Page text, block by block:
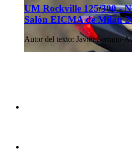
UM Rockville 125/300 -
Salón EICMA de Milán
Autor del texto: Javier Serrano·